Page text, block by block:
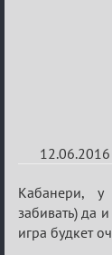
Re:
Евро
2016
Кабанери,
забивать) да
игра будкет